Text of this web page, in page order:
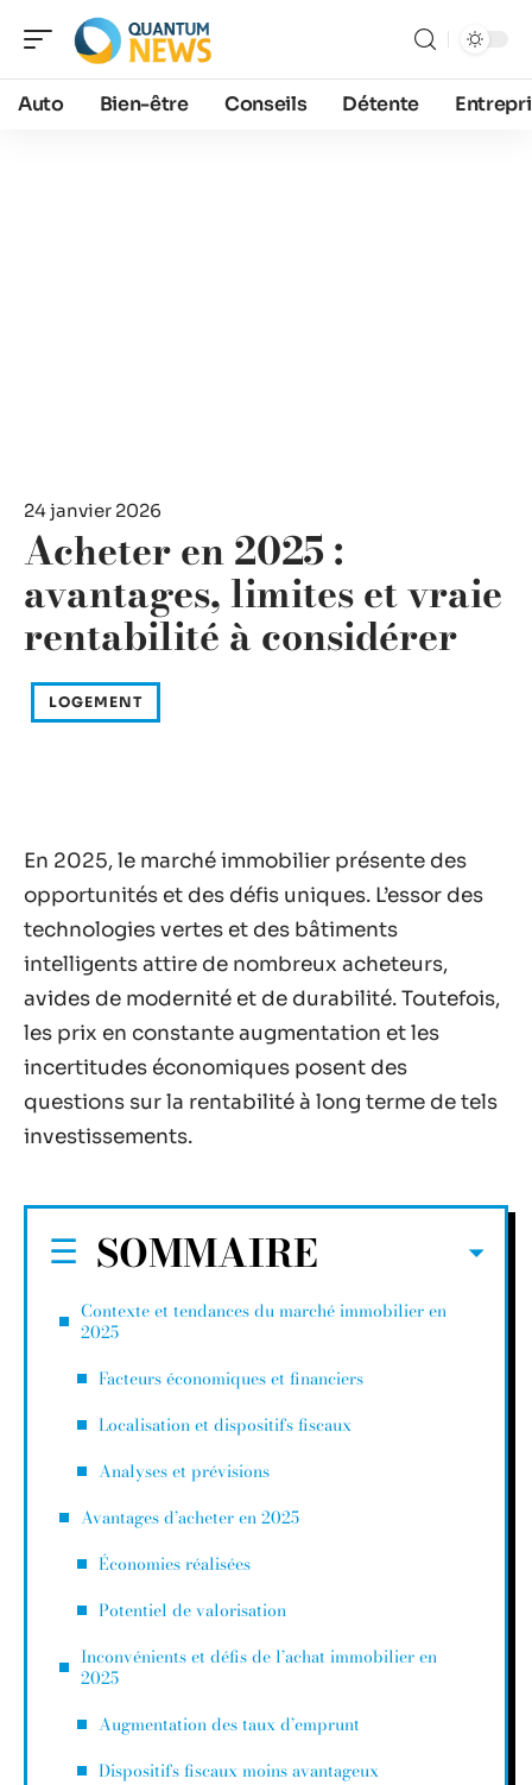
Auto Bien-être Conseils Détente
24 janvier 2026
Acheter en 2025 :
avantages, limites et vraie
rentabilité à considérer
LOGEMENT
En 2025, le marché immobilier présente des
opportunités et des défis uniques. L’essor des
technologies vertes et des bâtiments
intelligents attire de nombreux acheteurs,
avides de modernité et de durabilité. Toutefois,
les prix en constante augmentation et les
incertitudes économiques posent des
questions sur la rentabilité à long terme de tels
investissements.
SOMMAIRE
Contexte et tendances du marché immobilier en
2025
Facteurs économiques et financiers
Localisation et dispositifs fiscaux
Analyses et prévisions
Avantages d’acheter en 2025
Économies réalisées
Potentiel de valorisation
Inconvénients et défis de l’achat immobilier en
2025
Augmentation des taux d’emprunt
Dispositifs fiscaux moins avantageux